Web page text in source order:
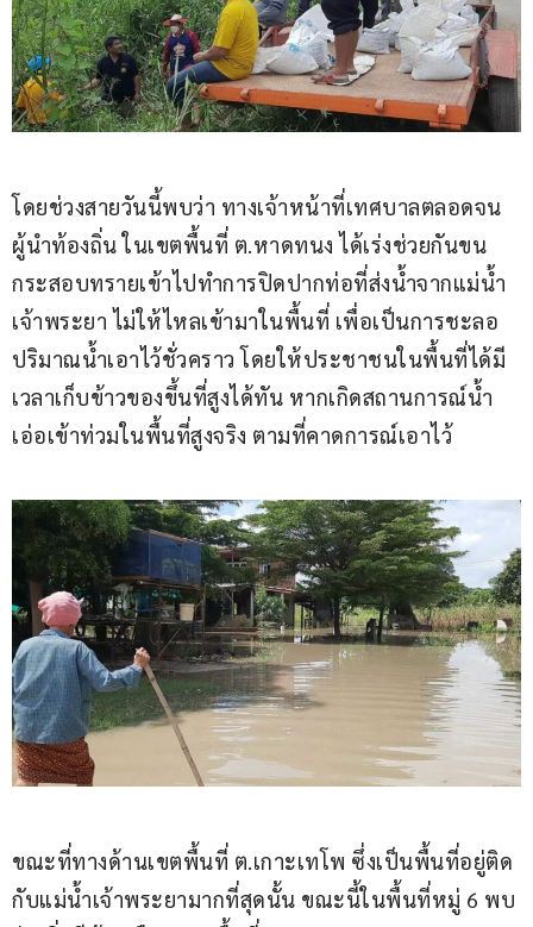
โดยช่วงสายวันนี้พบว่า ทางเจ้าหน้าที่เทศบาลตลอดจน
ผู้นำท้องถิ่น ในเขตพื้นที่ ต.หาดทนง ได้เร่งช่วยกันขน
กระสอบทรายเข้าไปทำการปิดปากท่อที่ส่งน้ำจากแม่น้ำ
เจ้าพระยา ไม่ให้ไหลเข้ามาในพื้นที่ เพื่อเป็นการชะลอ
ปริมาณน้ำเอาไว้ชั่วคราว โดยให้ประชาชนในพื้นที่ได้มี
เวลาเก็บข้าวของขึ้นที่สูงได้ทัน หากเกิดสถานการณ์น้ำ
เอ่อเข้าท่วมในพื้นที่สูงจริง ตามที่คาดการณ์เอาไว้
ขณะที่ทางด้านเขตพื้นที่ ต.เกาะเทโพ ซึ่งเป็นพื้นที่อยู่ติด
กับแม่น้ำเจ้าพระยามากที่สุดนั้น ขณะนี้ในพื้นที่หมู่ 6 พบ